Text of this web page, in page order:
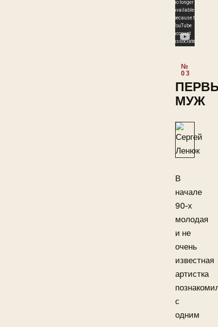
МУЖ
В
начале
90-х
молодая
и не
очень
известная
артистка
с
одним